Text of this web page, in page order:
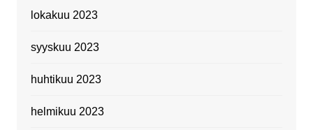
lokakuu 2023
syyskuu 2023
huhtikuu 2023
helmikuu 2023